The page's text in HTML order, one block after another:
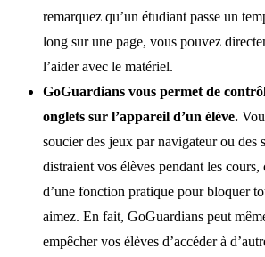
remarquez qu’un étudiant passe un
long sur une page, vous pouvez
l’aider avec le matériel.
GoGuardians vous permet de
onglets sur l’appareil d’un élève.
soucier des jeux par navigateur ou des
distraient vos élèves pendant les cours,
d’une fonction pratique pour bloquer
aimez. En fait, GoGuardians peut
empêcher vos élèves d’accéder à